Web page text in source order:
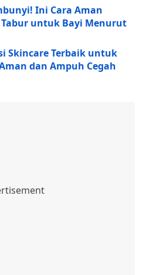
Ini Cara Aman
untuk Bayi Menurut
Skincare Terbaik untuk
dan Ampuh Cegah